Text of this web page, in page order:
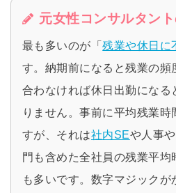
元女性コンサルタン
最も多いのが「残業や休日に
す。納期前になると残業の頻
合わなければ休日出勤になる
りません。事前に平均残業
すが、それは社内SEや人事
門も含めた全社員の残業平均
も多いです。数字マジック